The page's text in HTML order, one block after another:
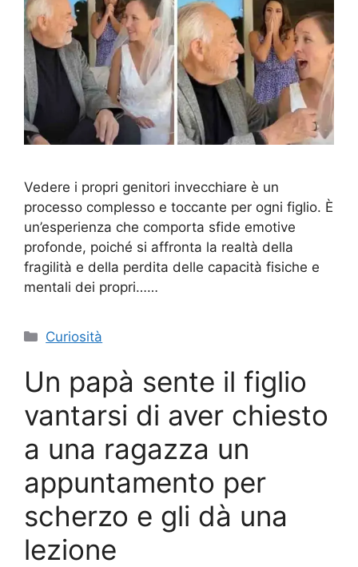
Vedere i propri genitori invecchiare è un
processo complesso e toccante per ogni figlio. È
un’esperienza che comporta sfide emotive
profonde, poiché si affronta la realtà della
fragilità e della perdita delle capacità fisiche e
mentali dei propri……
Categorie
Curiosità
Un papà sente il figlio
vantarsi di aver chiesto
a una ragazza un
appuntamento per
scherzo e gli dà una
lezione